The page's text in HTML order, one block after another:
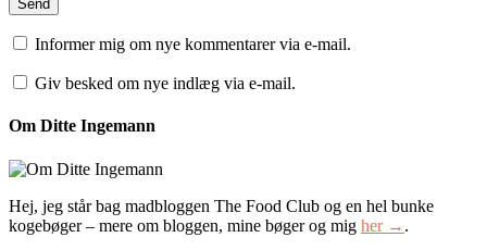
Informer mig om nye kommentarer via e-mail.
Giv besked om nye indlæg via e-mail.
Om Ditte Ingemann
Hej, jeg står bag madbloggen The Food Club og en hel bunke
kogebøger – mere om bloggen, mine bøger og mig her → .